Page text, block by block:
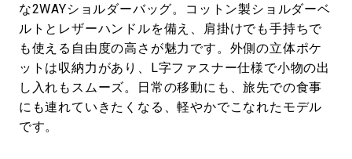
な2WAYショルダーバッグ。コットン製ショルダーベ
ルトとレザーハンドルを備え、肩掛けでも手持ちで
も使える自由度の高さが魅力です。外側の立体ポケ
ットは収納力があり、L字ファスナー仕様で小物の出
し入れもスムーズ。日常の移動にも、旅先での食事
にも連れていきたくなる、軽やかでこなれたモデル
です。